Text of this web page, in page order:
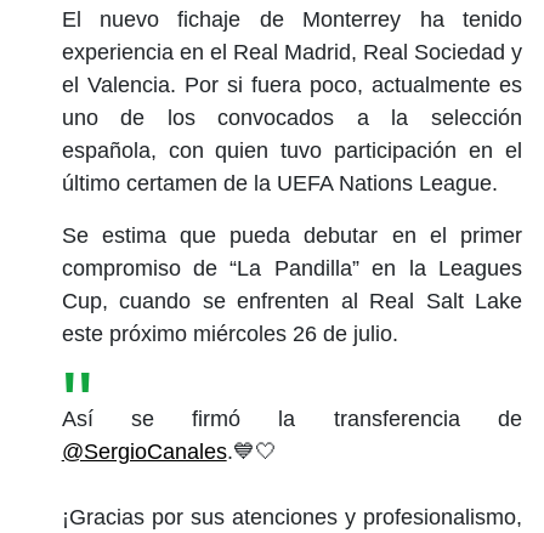
El nuevo fichaje de Monterrey ha tenido
experiencia en el Real Madrid, Real Sociedad y
el Valencia. Por si fuera poco, actualmente es
uno de los convocados a la selección
española, con quien tuvo participación en el
último certamen de la UEFA Nations League.
Se estima que pueda debutar en el primer
compromiso de “La Pandilla” en la Leagues
Cup, cuando se enfrenten al Real Salt Lake
este próximo miércoles 26 de julio.
Así se firmó la transferencia de
@SergioCanales.💙🤍
¡Gracias por sus atenciones y profesionalismo,